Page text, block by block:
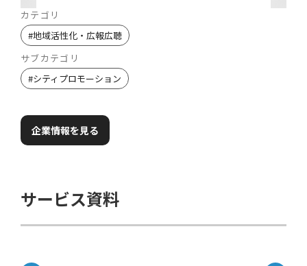
カテゴリ
#地域活性化・広報広聴
サブカテゴリ
#シティプロモーション
企業情報を見る
サービス資料